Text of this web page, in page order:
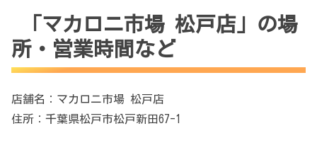
「マカロニ市場 松戸店」の場
所・営業時間など
店舗名：マカロニ市場 松戸店
住所：千葉県松戸市松戸新田67-1